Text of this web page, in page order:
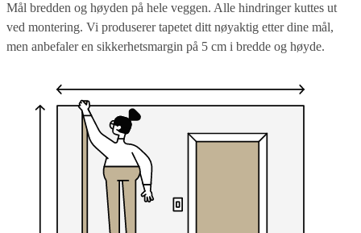
Mål bredden og høyden på hele veggen. Alle hindringer kuttes ut
ved montering. Vi produserer tapetet ditt nøyaktig etter dine mål,
men anbefaler en sikkerhetsmargin på 5 cm i bredde og høyde.